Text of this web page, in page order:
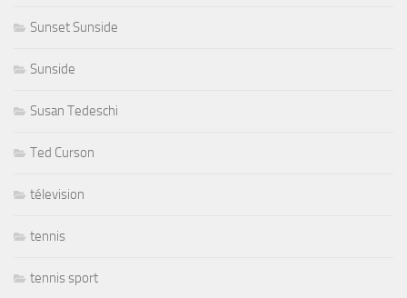
Sunset Sunside
Sunside
Susan Tedeschi
Ted Curson
télevision
tennis
tennis sport